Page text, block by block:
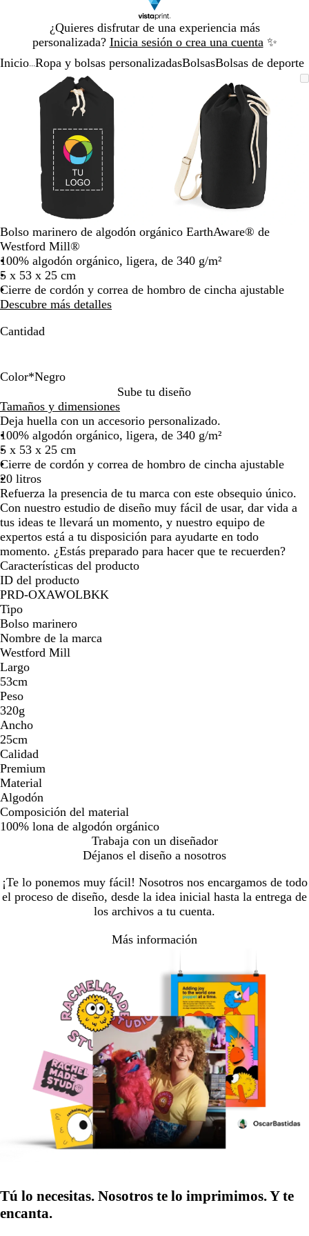
¿Quieres disfrutar de una experiencia más
personalizada? Inicia sesión o crea una cuenta ✨
1
Inicio Ropa y bolsas personalizadasBolsasBolsas de deporte
Imagen
ampliable
Acercado
hasta
mínimo
Haz
clic
para
expandir
Utiliza
las
teclas
de
más
menos
para
ampliar
alejar
y
las
flechas
moverte
por
ampliable
hasta
mínimo
clic
para
expandir
las
teclas
menos
ampliar
y
y
moverte
Bolso marinero de algodón orgánico EarthAware® de
Westford Mill®
100% algodón orgánico, ligera, de 340 g/m²
5 x 53 x 25 cm
Cierre de cordón y correa de hombro de cincha ajustable
Descubre más detalles
Cantidad
Color*Negro
e
g
r
o
z
u
l
f
r
a
n
c
é
s
a
t
u
r
a
l
Sube tu diseño
Tamaños y dimensiones
Deja huella con un accesorio personalizado.
100% algodón orgánico, ligera, de 340 g/m²
5 x 53 x 25 cm
Cierre de cordón y correa de hombro de cincha ajustable
20 litros
Refuerza la presencia de tu marca con este obsequio único.
Con nuestro estudio de diseño muy fácil de usar, dar vida a
tus ideas te llevará un momento, y nuestro equipo de
expertos está a tu disposición para ayudarte en todo
momento. ¿Estás preparado para hacer que te recuerden?
Características del producto
ID del producto
PRD-OXAWOLBKK
Tipo
Bolso marinero
Nombre de la marca
Westford Mill
Largo
53cm
Peso
320g
Ancho
25cm
Calidad
Premium
Material
Algodón
Composición del material
100% lona de algodón orgánico
Trabaja con un diseñador
Déjanos el diseño a nosotros
¡Te lo ponemos muy fácil! Nosotros nos encargamos de todo
el proceso de diseño, desde la idea inicial hasta la entrega de
los archivos a tu cuenta.
Más información
Tú lo necesitas. Nosotros te lo imprimimos. Y te
encanta.